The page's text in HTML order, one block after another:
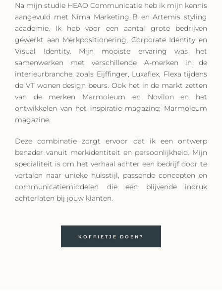
Na mijn studie HEAO Communicatie heb ik mijn kennis
aangevuld met Nima Marketing B en Artemis styling
academie. Ik heb voor een aantal grote bedrijven
gewerkt aan Merkpositionering, Corporate Identity en
Visual Identity. Mijn mooiste ervaring was het
samenwerken met verschillende A-merken in de
interieurbranche, zoals Eijffinger, Luxaflex, Flexa tijdens
de VT wonen design beurs. Ook het in de markt zetten
van de merken Marmoleum en Novilon en het
ontwikkelen van het inspiratie magazine; Marmoleum
magazine.
Deze combinatie zorgt ervoor dat ik een ontwerp
benader vanuit merkidentiteit en persoonlijkheid. Mijn
specialiteit is om het verhaal achter een bedrijf door te
vertalen naar unieke huisstijl, passende concepten en
communicatiemiddelen die een blijvende indruk
achterlaten bij jouw klanten.
KOFFIETJE DOEN?